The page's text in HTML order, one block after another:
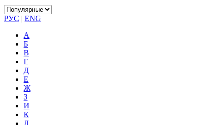
РУС | ENG
А
Б
В
Г
Д
Е
Ж
З
И
К
Л